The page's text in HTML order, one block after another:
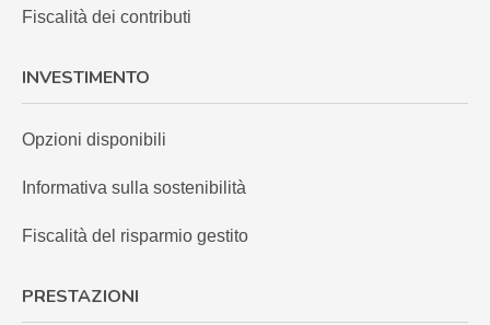
Fiscalità dei contributi
INVESTIMENTO
Opzioni disponibili
Informativa sulla sostenibilità
Fiscalità del risparmio gestito
PRESTAZIONI